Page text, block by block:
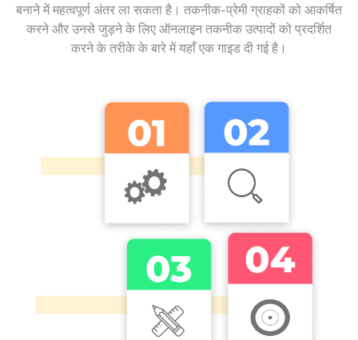
बनाने में महत्वपूर्ण अंतर ला सकता है। तकनीक-प्रेमी ग्राहकों को आकर्षित
करने और उनसे जुड़ने के लिए ऑनलाइन तकनीक उत्पादों को प्रदर्शित
करने के तरीके के बारे में यहाँ एक गाइड दी गई है।